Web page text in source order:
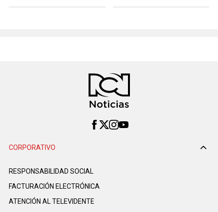
CORPORATIVO
RESPONSABILIDAD SOCIAL
FACTURACIÓN ELECTRÓNICA
ATENCIÓN AL TELEVIDENTE